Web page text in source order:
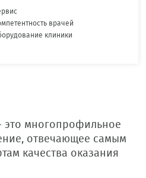
врачей
клиники
это многопрофильное
отвечающее самым
качества оказания